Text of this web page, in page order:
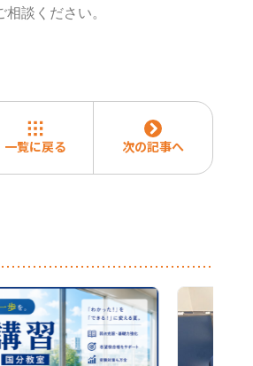
談ください。
一覧に戻る 次の記事へ